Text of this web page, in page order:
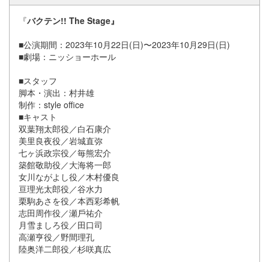
『バクテン!! The Stage』
■公演期間：2023年10⽉22⽇(⽇)〜2023年10⽉29⽇(⽇)
■劇場：ニッショーホール
■スタッフ
脚本・演出：村井雄
制作：style office
■キャスト
双葉翔太郎役／⽩⽯康介
美⾥良夜役／岩城直弥
七ヶ浜政宗役／毎熊宏介
築館敬助役／⼤海将⼀郎
⼥川ながよし役／⽊村優良
亘理光太郎役／⾕⽔⼒
栗駒あさを役／本⻄彩希帆
志⽥周作役／瀬⼾祐介
⽉雪ましろ役／⽥⼝司
⾼瀬亨役／野間理孔
陸奥洋⼆郎役／杉咲真広